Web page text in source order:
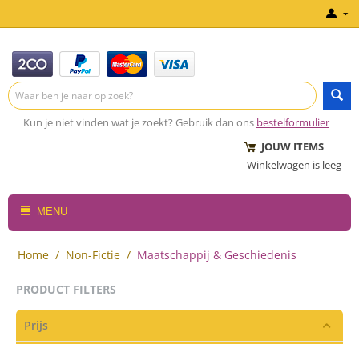
Kun je niet vinden wat je zoekt? Gebruik dan ons bestelformulier
JOUW ITEMS
Winkelwagen is leeg
MENU
Home / Non-Fictie / Maatschappij & Geschiedenis
PRODUCT FILTERS
Prijs